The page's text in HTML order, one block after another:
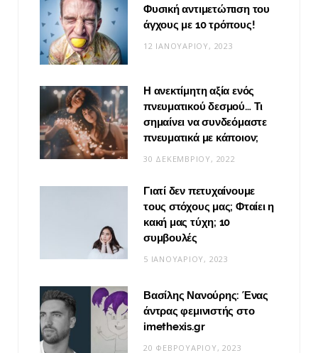
Φυσική αντιμετώπιση του
άγχους με 10 τρόπους!
12 ΙΑΝΟΥΑΡΊΟΥ, 2023
Η ανεκτίμητη αξία ενός
πνευματικού δεσμού… Τι
σημαίνει να συνδεόμαστε
πνευματικά με κάποιον;
30 ΔΕΚΕΜΒΡΊΟΥ, 2022
Γιατί δεν πετυχαίνουμε
τους στόχους μας; Φταίει η
κακή μας τύχη; 10
συμβουλές
5 ΙΑΝΟΥΑΡΊΟΥ, 2023
Βασίλης Νανούρης: Ένας
άντρας φεμινιστής στο
imethexis.gr
20 ΦΕΒΡΟΥΑΡΊΟΥ, 2023